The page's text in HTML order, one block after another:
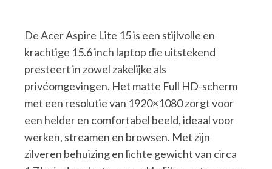
De Acer Aspire Lite 15 is een stijlvolle en
krachtige 15.6 inch laptop die uitstekend
presteert in zowel zakelijke als
privéomgevingen. Het matte Full HD-scherm
met een resolutie van 1920×1080 zorgt voor
een helder en comfortabel beeld, ideaal voor
werken, streamen en browsen. Met zijn
zilveren behuizing en lichte gewicht van circa